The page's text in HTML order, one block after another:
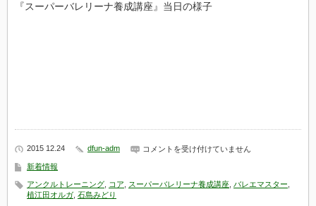
『スーパーバレリーナ養成講座』当日の様子
2015 12.24 dfun-adm
ア
ト
コメントを受け付けていません
新着情報
アンクルトレーニング コア スーパーバレリーナ養成講座 バレエマスター
植江田オルガ 石島みどり